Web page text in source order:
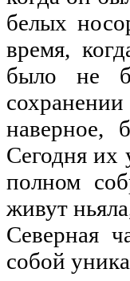
белых
время,
было не
наверное,
Сегодня их
полном
живут
Северная
собой